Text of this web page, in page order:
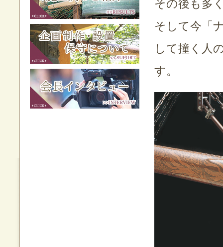
その後も多
そして今「
して撞く人
す。